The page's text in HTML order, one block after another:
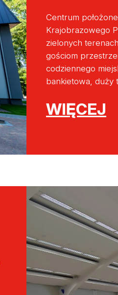
Centrum
Krajobrazowego
zielonych
gościom
codziennego
bankietowa, duży
WIĘCEJ